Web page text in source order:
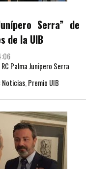
Serra”
de la UIB
Palma Junipero Serra
Noticias, Premio UIB